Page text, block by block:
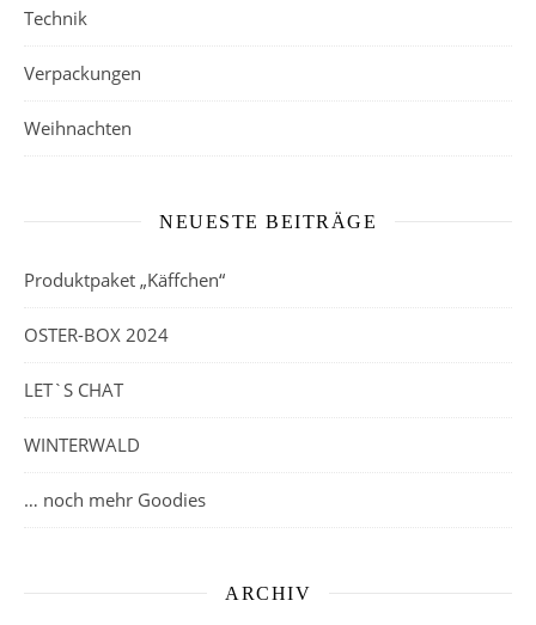
Technik
Verpackungen
Weihnachten
NEUESTE BEITRÄGE
Produktpaket „Käffchen“
OSTER-BOX 2024
LET`S CHAT
WINTERWALD
… noch mehr Goodies
ARCHIV